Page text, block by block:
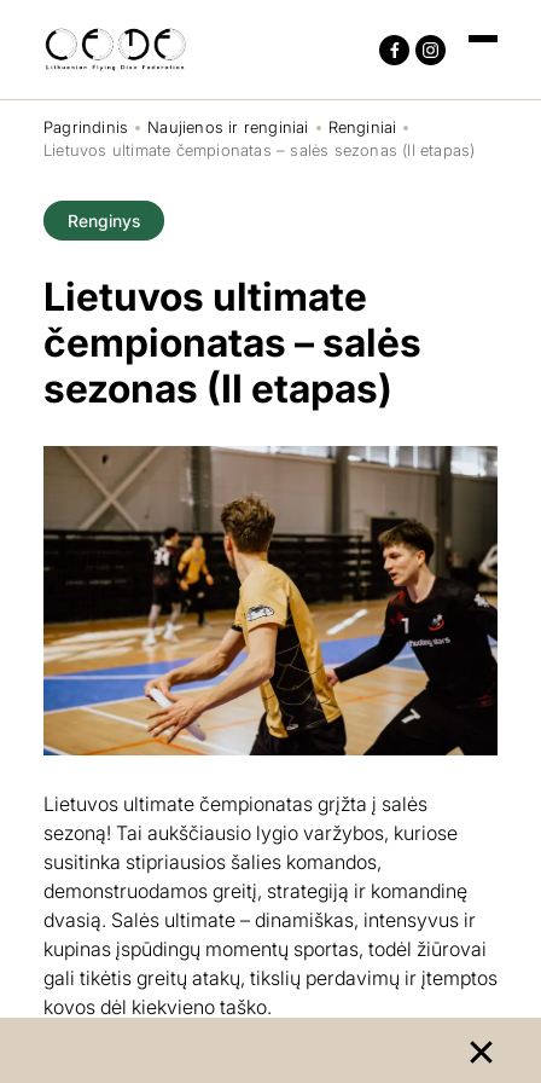
Pagrindinis Naujienos ir renginiai
Renginiai
Lietuvos ultimate čempionatas – salės sezonas (II etapas)
Renginys
Lietuvos ultimate
čempionatas – salės
sezonas (II etapas)
Lietuvos ultimate čempionatas grįžta į salės
sezoną! Tai aukščiausio lygio varžybos, kuriose
susitinka stipriausios šalies komandos,
demonstruodamos greitį, strategiją ir komandinę
dvasią. Salės ultimate – dinamiškas, intensyvus ir
kupinas įspūdingų momentų sportas, todėl žiūrovai
gali tikėtis greitų atakų, tikslių perdavimų ir įtemptos
kovos dėl kiekvieno taško.